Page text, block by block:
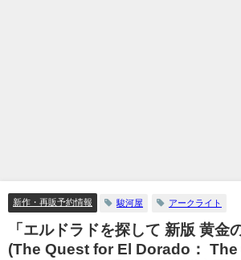
新作・再販予約情報 駿河屋 アークライト
「エルドラドを探して 新版 黄金
(The Quest for El Dorado：